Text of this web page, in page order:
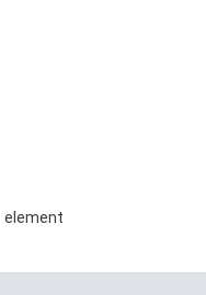
element